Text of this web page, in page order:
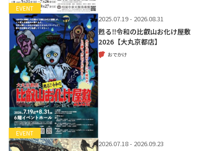
EVENT
EVENT
2025.07.19 - 2026.08.31
甦る‼令和の比叡山お化け屋敷
2026【大丸京都店】
おでかけ
2026.07.18 - 2026.09.23